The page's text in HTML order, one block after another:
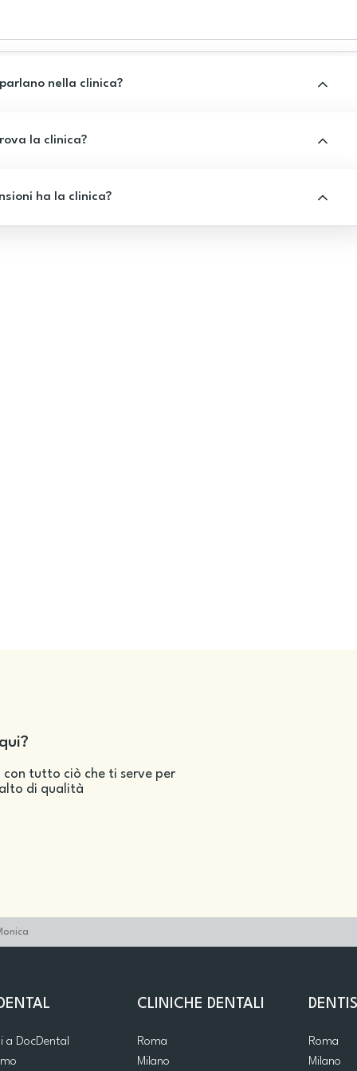
nella clinica?
la clinica?
ha la clinica?
tutto ciò che ti serve per
di qualità
a DocDental
CLINICHE DENTALI
Roma
Milano
Roma
Milano